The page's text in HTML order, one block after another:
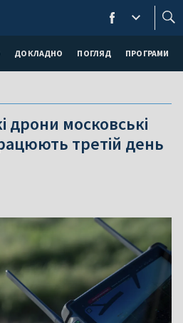
ДОКЛАДНО ПОГЛЯД ПРОГРАМИ
дрони московські
третій день